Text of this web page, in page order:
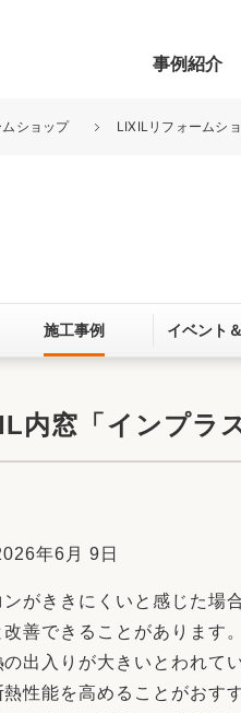
事例紹介
トイレ
ガーデンスペース
3Dシミュレーシ
ついて
組み お客さま満
リフォームお
おすすめ情報
ショップ LIXILリフォームシ
施工事例 イベント＆
内窓「インプラ
年6月 9日
がききにくいと感じた場
善できることがあります
出入りが大きいとわれて
性能を高めることがおす